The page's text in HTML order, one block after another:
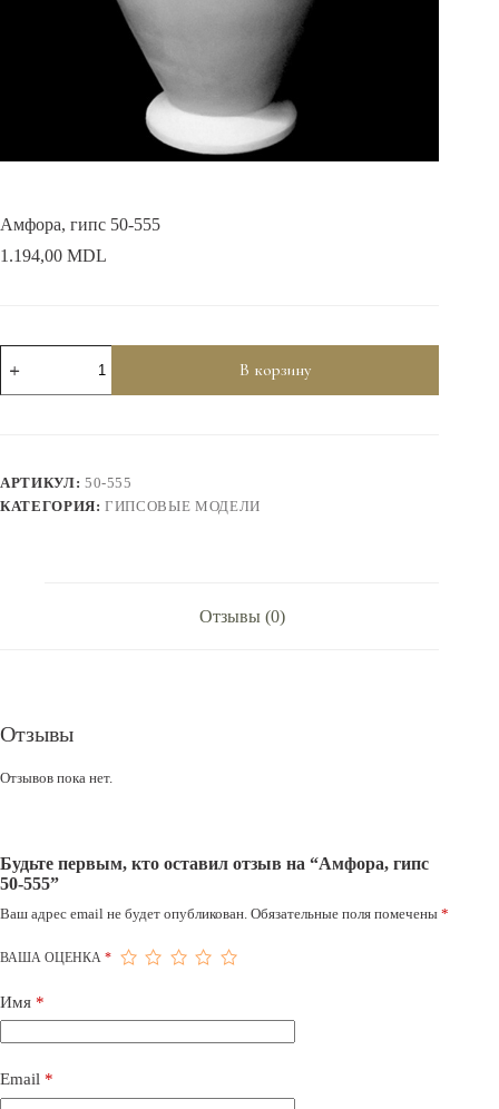
Амфора, гипс 50-555
1.194,00 MDL
товара
Амфора,
В корзину
АРТИКУЛ: 50-555
КАТЕГОРИЯ:ГИПСОВЫЕ МОДЕЛИ
Отзывы (0)
Отзывы
Отзывов пока нет.
Будьте первым, кто оставил отзыв на “Амфора, гипс
50-555”
Ваш адрес email не будет опубликован. Обязательные поля помечены *
ВАША ОЦЕНКА *
Имя *
Email *